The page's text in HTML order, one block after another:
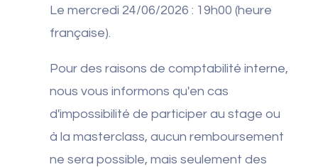
Le mercredi 24/06/2026 : 19h00 (heure
française).
Pour des raisons de comptabilité interne,
nous vous informons qu'en cas
d'impossibilité de participer au stage ou
à la masterclass, aucun remboursement
ne sera possible, mais seulement des